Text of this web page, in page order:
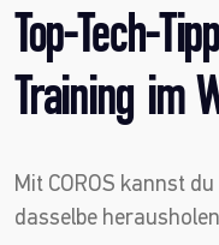
Top-Tech-
Training im
Mit COROS kannst
dasselbe